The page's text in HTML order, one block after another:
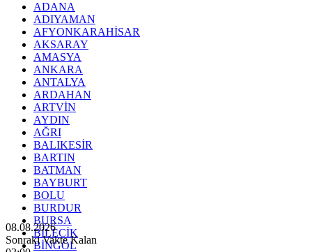
ADANA
ADIYAMAN
AFYONKARAHİSAR
AKSARAY
AMASYA
ANKARA
ANTALYA
ARDAHAN
ARTVİN
AYDIN
AĞRI
BALIKESİR
BARTIN
BATMAN
BAYBURT
BOLU
BURDUR
BURSA
BİLECİK
BİNGÖL
08.08.2026
Sonraki Vakte Kalan